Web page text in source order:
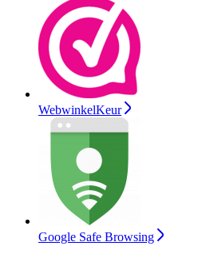
WebwinkelKeur
Google Safe Browsing